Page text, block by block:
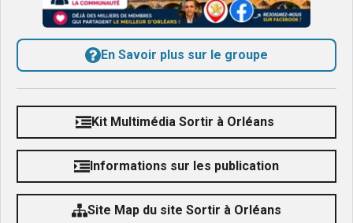
En Savoir plus sur le groupe
Kit Multimédia Sortir à Orléans
Informations sur les publication
Site Map du site Sortir à Orléans